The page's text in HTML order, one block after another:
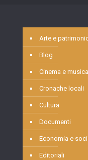
Arte e
Blog
Cinema e musica
Cronache locali
Cultura
Documenti
Economia e
Editoriali